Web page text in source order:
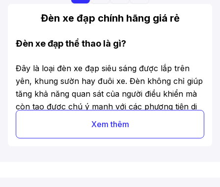
Đèn xe đạp chính hãng giá rẻ
Đèn xe đạp thể thao là gì?
Đây là loại đèn xe đạp siêu sáng được lắp trên
yên, khung sườn hay đuôi xe. Đèn không chỉ giúp
tăng khả năng quan sát của người điều khiển mà
còn tạo được chú ý mạnh với các phương tiện di
Xem thêm